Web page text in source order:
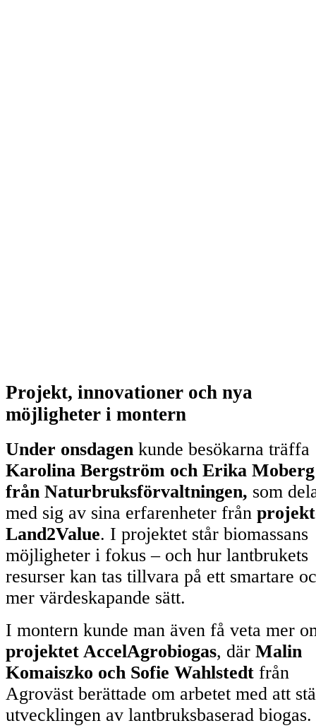
Projekt, innovationer och nya
möjligheter i montern
Under onsdagen kunde besökarna träffa
Karolina Bergström och Erika Moberg
från Naturbruksförvaltningen, som
med sig av sina erfarenheter från
Land2Value. I projektet står biomassans
möjligheter i fokus – och hur lantbrukets
resurser kan tas tillvara på ett smartare
mer värdeskapande sätt.
I montern kunde man även få veta mer
projektet AccelAgrobiogas, där Malin
Komaiszko och Sofie Wahlstedt från
Agroväst berättade om arbetet med att
utvecklingen av lantbruksbaserad